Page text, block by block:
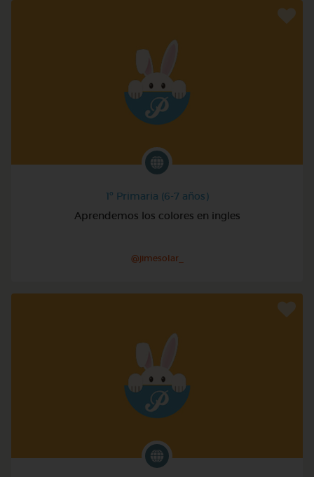
1º Primaria (6-7 años)
Aprendemos los colores en ingles
@jimesolar_